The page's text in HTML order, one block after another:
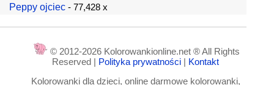
Peppy ojciec - 77,428 x
© 2012-2026 Kolorowankionline.net ® All Rights
Reserved | Polityka prywatności | Kontakt
Kolorowanki dla dzieci, online darmowe kolorowanki,